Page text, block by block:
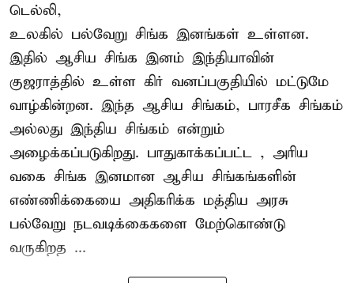
டெல்லி,
உலகில் பல்வேறு சிங்க இனங்கள் உள்ளன.
இதில் ஆசிய சிங்க இனம் இந்தியாவின்
குஜராத்தில் உள்ள கிர் வனப்பகுதியில் மட்டுமே
வாழ்கின்றன. இந்த ஆசிய சிங்கம், பாரசீக சிங்கம்
அல்லது இந்திய சிங்கம் என்றும்
அழைக்கப்படுகிறது. பாதுகாக்கப்பட்ட , அரிய
வகை சிங்க இனமான ஆசிய சிங்கங்களின்
எண்ணிக்கையை அதிகரிக்க மத்திய அரசு
பல்வேறு நடவடிக்கைகளை மேற்கொண்டு
வருகிறத ...